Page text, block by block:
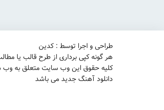
طراحی و اجرا توسط : کدین
هر گونه کپی برداری از طرح قالب یا
کلیه حقوق این وب سایت متعلق به
دانلود آهنگ جدید می باشد